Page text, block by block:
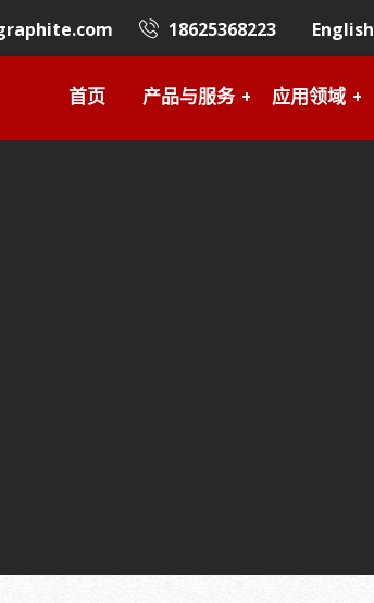
18625368223 English
首页 产品与服务 应用领域